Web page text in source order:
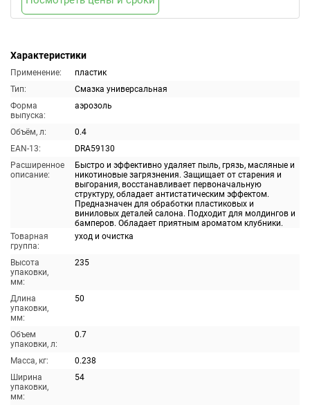
Характеристики
Применение:
пластик
Тип:
Смазка универсальная
Форма
выпуска:
аэрозоль
Объём, л:
0.4
EAN-13:
DRA59130
Расширенное
описание:
Быстро и эффективно удаляет пыль, грязь, масляные и
никотиновые загрязнения. Защищает от старения и
выгорания, восстанавливает первоначальную
структуру, обладает антистатическим эффектом.
Предназначен для обработки пластиковых и
виниловых деталей салона. Подходит для молдингов и
бамперов. Обладает приятным ароматом клубники.
Товарная
группа:
уход и очистка
Высота
упаковки,
мм:
235
Длина
упаковки,
мм:
50
Объем
упаковки, л:
0.7
Масса, кг:
0.238
Ширина
упаковки,
мм:
54